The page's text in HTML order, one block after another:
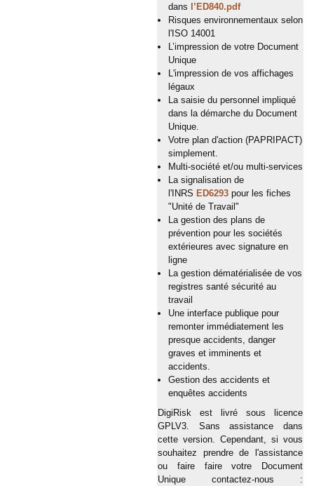
dans
l’ED840.pdf
Risques environnementaux selon
l'ISO 14001
L’impression de votre Document
Unique
L'impression de vos affichages
légaux
La saisie du personnel impliqué
dans la démarche du Document
Unique.
Votre plan d'action (PAPRIPACT)
simplement.
Multi-société et/ou multi-services
La signalisation de
l'INRS ED6293 pour les fiches
"Unité de Travail"
La gestion des plans de
prévention pour les sociétés
extérieures avec signature en
ligne
La gestion dématérialisée de vos
registres santé sécurité au
travail
Une interface publique pour
remonter immédiatement les
presque accidents, danger
graves et imminents et
accidents.
Gestion des accidents et
enquêtes accidents
DigiRisk est livré sous licence
GPLV3. Sans assistance dans
cette version. Cependant, si vous
souhaitez prendre de l'assistance
ou faire faire votre Document
Unique contactez-nous :